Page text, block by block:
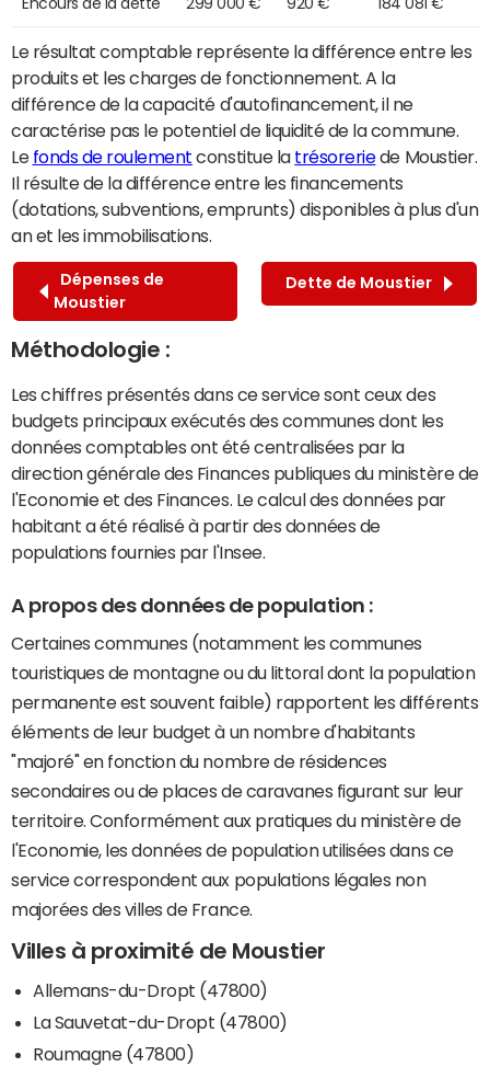
Le résultat comptable représente la différence entre les
produits et les charges de fonctionnement. A la
différence de la capacité d'autofinancement, il ne
caractérise pas le potentiel de liquidité de la commune.
Le fonds de roulement constitue la trésoreriede Moustier.
Il résulte de la différence entre les financements
(dotations, subventions, emprunts) disponibles à plus d'un
an et les immobilisations.
Dépenses de
Moustier
Dette de Moustier
Méthodologie :
Les chiffres présentés dans ce service sont ceux des
budgets principaux exécutés des communes dont les
données comptables ont été centralisées par la
direction générale des Finances publiques du ministère de
l'Economie et des Finances. Le calcul des données par
habitant a été réalisé à partir des données de
populations fournies par l'Insee.
A propos des données de population :
Certaines communes (notamment les communes
touristiques de montagne ou du littoral dont la population
permanente est souvent faible) rapportent les différents
éléments de leur budget à un nombre d'habitants
"majoré" en fonction du nombre de résidences
secondaires ou de places de caravanes figurant sur leur
territoire. Conformément aux pratiques du ministère de
l'Economie, les données de population utilisées dans ce
service correspondent aux populations légales non
majorées des villes de France.
Villes à proximité de Moustier
Allemans-du-Dropt (47800)
La Sauvetat-du-Dropt (47800)
Roumagne (47800)